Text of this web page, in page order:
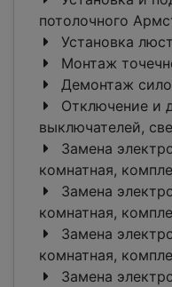
потолочного
Установка
Монтаж
Демонтаж
Отключение и
выключателей,
Замена
комнатная,
Замена
комнатная,
Замена
комнатная,
Замена